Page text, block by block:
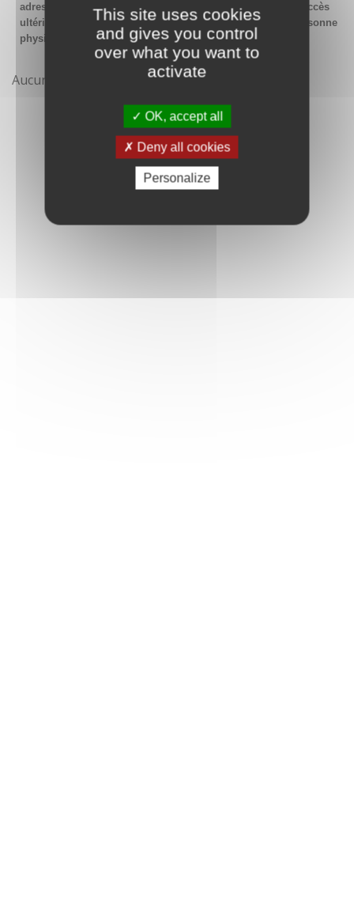
This site uses cookies
and gives you control
over what you want to
activate
OK, accept all
Deny all cookies
Personalize
adresse email générique de l'organisme afin de garantir l'accès
ultérieur au compte même en cas de changement de la personne
physique gestionnaire.
Aucune démarche pour le moment